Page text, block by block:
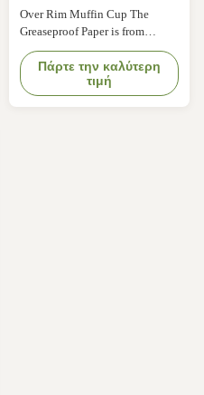
cup, μιαχρησιμοποιήσιμα
λιπαρόστατα σκεύη για
Over Rim Muffin Cup The
Greaseproof Paper is from
Nordic Paper of Sweden.
Comply with FDA, KOSHER,
LFGB, QS. Oil-resist, bakable &
max.temperature 220°C. Keep
Πάρτε την καλύτερη
τιμή